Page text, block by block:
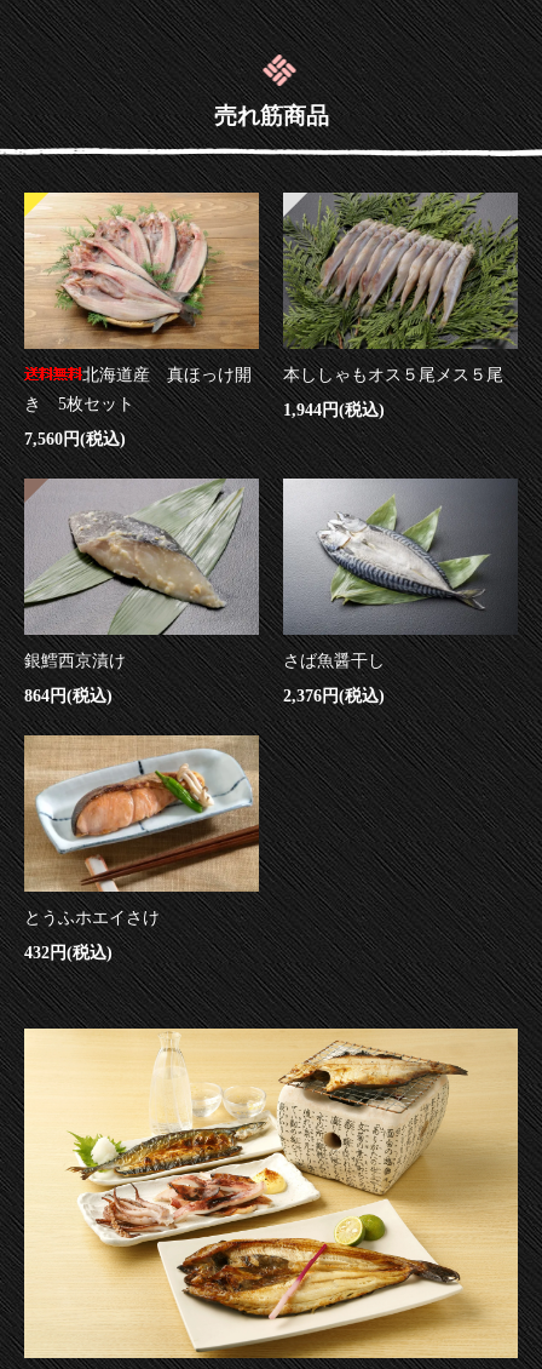
売れ筋商品
北海道産 真ほっけ開
き 5枚セット
7,560円(税込)
本ししゃもオス５尾メス５尾
1,944円(税込)
銀鱈西京漬け
864円(税込)
さば魚醤干し
2,376円(税込)
とうふホエイさけ
432円(税込)